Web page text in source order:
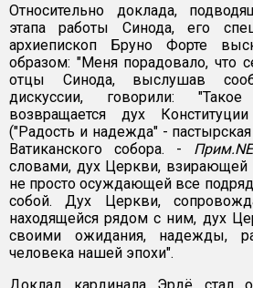
Относительно доклада,
этапа работы Синода, его
архиепископ Бруно Форте
образом: "Меня порадовало, что
отцы Синода, выслушав
дискуссии, говорили:
возвращается дух
("Радость и надежда" -
Ватиканского собора. -
словами, дух Церкви,
не просто осуждающей все
собой. Дух Церкви,
находящейся рядом с ним, дух
своими ожидания, надежды,
человека нашей эпохи".
Доклад кардинала Эрдё стал